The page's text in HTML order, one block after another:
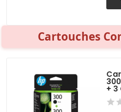
Cartouches
+